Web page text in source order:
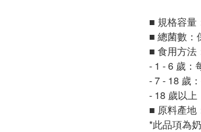
■ 規格容量
■ 總菌數：
■ 食用方法
- 1 - 6 歲：
- 7 - 18 歲
- 18 歲以上
■ 原料產地
*此品項為